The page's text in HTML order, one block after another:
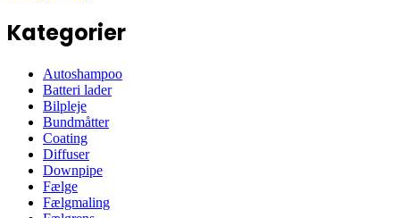
Kategorier
Autoshampoo
Batteri lader
Bilpleje
Bundmåtter
Coating
Diffuser
Downpipe
Fælge
Fælgmaling